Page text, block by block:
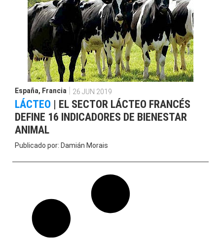
España, Francia 26 JUN 2019
LÁCTEO | EL SECTOR LÁCTEO FRANCÉS
DEFINE 16 INDICADORES DE BIENESTAR
ANIMAL
Publicado por: Damián Morais